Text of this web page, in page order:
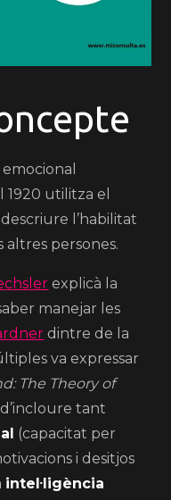
1920 utilitza el
l’habilitat
persones.
explicà la
manejar les
dintre de la
va expressar
The Theory of
tant
(capacitat per
i desitjos
intel·ligència